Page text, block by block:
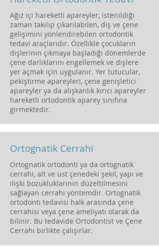
Ağız içi hareketli apareyler, istenildiği
zaman takılıp çıkarılabilen, diş ve çene
gelişimini yönlendirebilen ortodontik
tedavi araçlarıdır. Özellikle çocukların
dişlerinin çıkmaya başladığı dönemlerde
çene darlıklarını engellemek ve dişlere
yer açmak için uygulanır. Yer tutucular,
pekiştirme apareyleri, çene genişletici
apareyler ya da alışkanlık kırıcı apareyler
hareketli ortodontik aparey sınıfına
girmektedir.
Ortognatik Cerrahi
Ortognatik ortodonti ya da ortognatik
cerrahi, alt ve üst çenedeki şekil, yapı ve
ilişki bozukluklarının düzeltilmesini
sağlayan cerrahi yöntemdir. Ortognatik
ortodonti tedavisi halk arasında çene
cerrahisi veya çene ameliyatı olarak da
bilinir. Bu tedavide Ortodontist ve Çene
Cerrahı birlikte çalışırlar.